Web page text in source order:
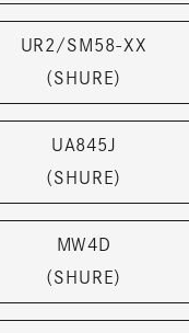
UR2/SM58-XX
（SHURE）
UA845J
（SHURE）
MW4D
（SHURE）